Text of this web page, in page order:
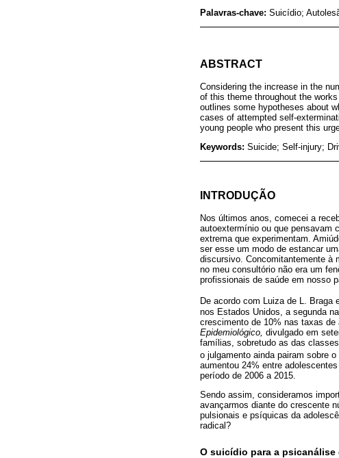
Palavras-chave: Suicídio;
ABSTRACT
Considering the increase in the
of this theme throughout the
outlines some hypotheses about
cases of attempted self-
young people who present this
Keywords: Suicide; Self-injury;
INTRODUÇÃO
Nos últimos anos, comecei a
autoextermínio ou que pensavam
extrema que experimentam.
ser esse um modo de estancar
discursivo. Concomitantemente à
no meu consultório não era um
profissionais de saúde em nosso
De acordo com Luiza de L. Braga
nos Estados Unidos, a segunda
crescimento de 10% nas taxas
Epidemiológico, divulgado em
famílias, sobretudo as das
o julgamento ainda pairam sobre
aumentou 24% entre
período de 2006 a 2015.
Sendo assim, consideramos
avançarmos diante do crescente
pulsionais e psíquicas da
radical?
O suicídio para a psicanálise